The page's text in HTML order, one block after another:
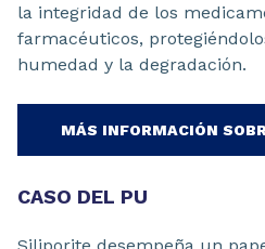
la integridad de los
farmacéuticos,
humedad y la degradación.
MÁS INFORMACIÓN
CASO DEL PU
Siliporite desempeña un